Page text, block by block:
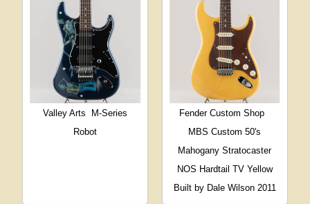
Valley Arts
M-Series
Robot
Fender Custom Shop
MBS Custom 50's
Mahogany Stratocaster
NOS Hardtail TV Yellow
Built by Dale Wilson 2011